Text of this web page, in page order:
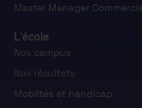
Master Manager
L’école
Nos campus
Nos résultats
Mobiltés et handicap